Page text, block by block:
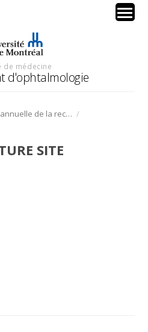
de médecine
d'ophtalmologie
Journée annuelle de la recherche en ophtalmologie de l’Université de Montréal /
SITE